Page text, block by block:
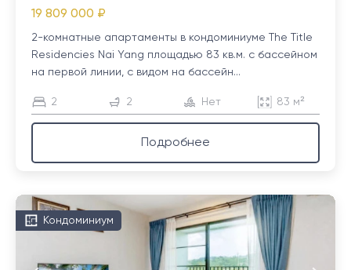
19 809 000 ₽
2-комнатные апартаменты в кондоминиуме The Title
Residencies Nai Yang площадью 83 кв.м. с бассейном
на первой линии, с видом на бассейн...
2 2 Нет 83 м²
Подробнее
Кондоминиум